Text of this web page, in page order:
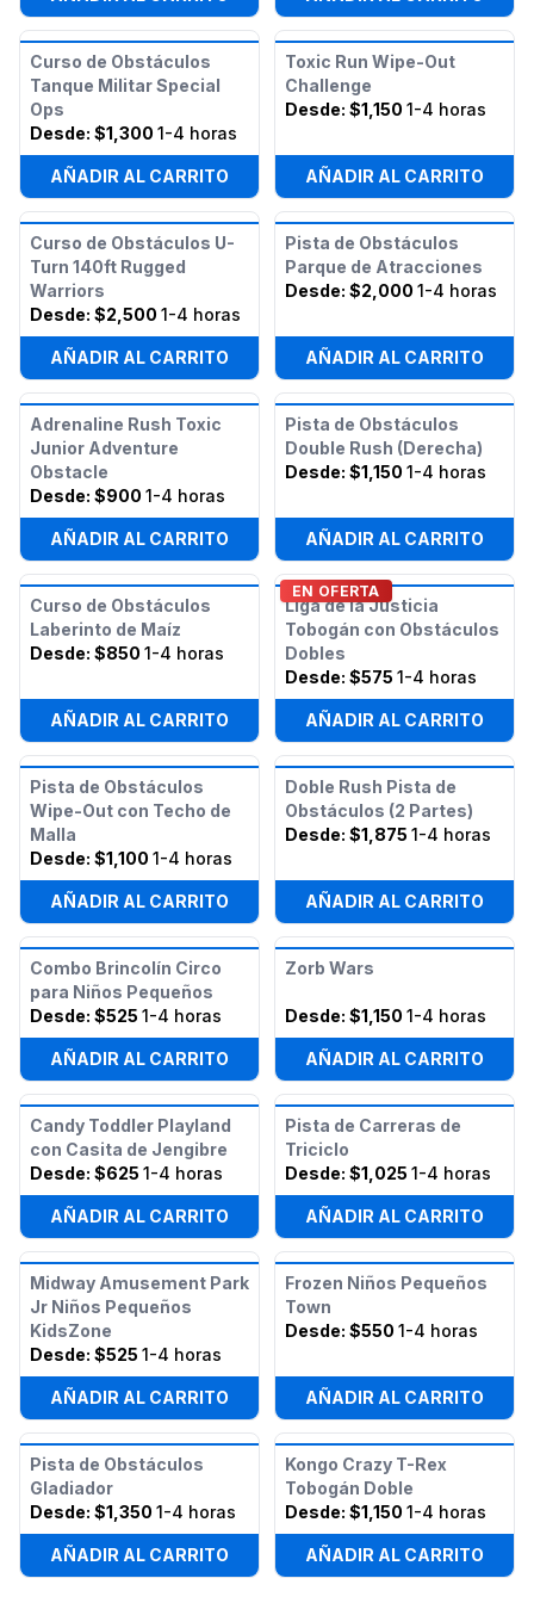
Curso de Obstáculos
Tanque Militar Special
Ops
Desde: $1,300 1-4 horas
AÑADIR AL CARRITO
Toxic Run Wipe-Out
Challenge
Desde: $1,150 1-4 horas
AÑADIR AL CARRITO
Curso de Obstáculos U-
Turn 140ft Rugged
Warriors
Desde: $2,500 1-4 horas
AÑADIR AL CARRITO
Pista de Obstáculos
Parque de Atracciones
Desde: $2,000 1-4 horas
AÑADIR AL CARRITO
Adrenaline Rush Toxic
Junior Adventure
Obstacle
Desde: $900 1-4 horas
AÑADIR AL CARRITO
Pista de Obstáculos
Double Rush (Derecha)
Desde: $1,150 1-4 horas
AÑADIR AL CARRITO
Curso de Obstáculos
Laberinto de Maíz
Desde: $850 1-4 horas
AÑADIR AL CARRITO
EN OFERTA
Liga de la Justicia
Tobogán con Obstáculos
Dobles
Desde: $575 1-4 horas
AÑADIR AL CARRITO
Pista de Obstáculos
Wipe-Out con Techo de
Malla
Desde: $1,100 1-4 horas
AÑADIR AL CARRITO
Doble Rush Pista de
Obstáculos (2 Partes)
Desde: $1,875 1-4 horas
AÑADIR AL CARRITO
Combo Brincolín Circo
para Niños Pequeños
Desde: $525 1-4 horas
AÑADIR AL CARRITO
Zorb Wars
Desde: $1,150 1-4 horas
AÑADIR AL CARRITO
Candy Toddler Playland
con Casita de Jengibre
Desde: $625 1-4 horas
AÑADIR AL CARRITO
Pista de Carreras de
Triciclo
Desde: $1,025 1-4 horas
AÑADIR AL CARRITO
Midway Amusement Park
Jr Niños Pequeños
KidsZone
Desde: $525 1-4 horas
AÑADIR AL CARRITO
Frozen Niños Pequeños
Town
Desde: $550 1-4 horas
AÑADIR AL CARRITO
Pista de Obstáculos
Gladiador
Desde: $1,350 1-4 horas
AÑADIR AL CARRITO
Kongo Crazy T-Rex
Tobogán Doble
Desde: $1,150 1-4 horas
AÑADIR AL CARRITO